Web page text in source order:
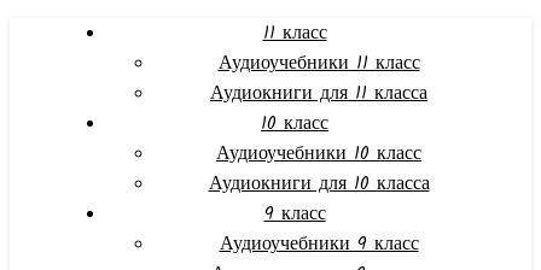
11 класс
Аудиоучебники 11 класс
Аудиокниги для 11 класса
10 класс
Аудиоучебники 10 класс
Аудиокниги для 10 класса
9 класс
Аудиоучебники 9 класс